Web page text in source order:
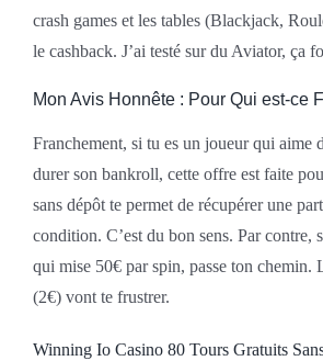
crash games et les tables (Blackjack,
le cashback. J’ai testé sur du Aviator, ça
Mon Avis Honnête : Pour Qui est-ce
Franchement, si tu es un joueur qui aime
durer son bankroll, cette offre est faite
sans dépôt te permet de récupérer une
condition. C’est du bon sens. Par contre,
qui mise 50€ par spin, passe ton chemin.
(2€) vont te frustrer.
Winning Io Casino 80 Tours Gratuits